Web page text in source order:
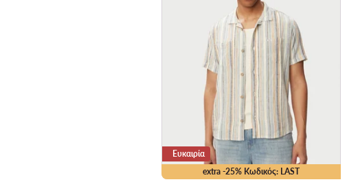
extra -25% Κωδικός: LAST
Ευκαιρία